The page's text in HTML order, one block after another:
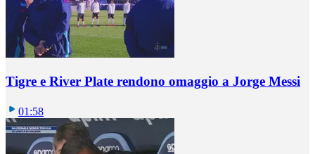
Tigre e River Plate rendono omaggio a Jorge Messi
01:58